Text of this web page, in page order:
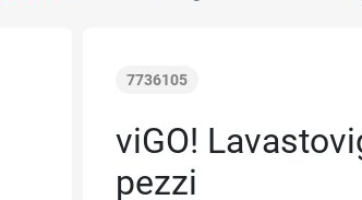
7736105
viGO!
pezzi